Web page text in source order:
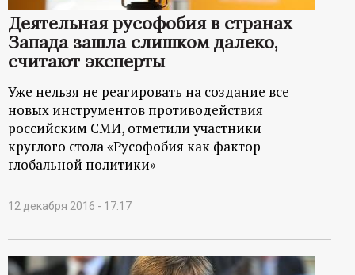
а
л
Деятельная русофобия в странах
Запада зашла слишком далеко,
считают эксперты
Уже нельзя не реагировать на создание все
новых инструментов противодействия
российским СМИ, отметили участники
круглого стола «Русофобия как фактор
глобальной политики»
12 декабря 2016 - 17:17